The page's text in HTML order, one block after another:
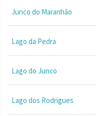
Junco do Maranhão
Lago da Pedra
Lago do Junco
Lago dos Rodrigues